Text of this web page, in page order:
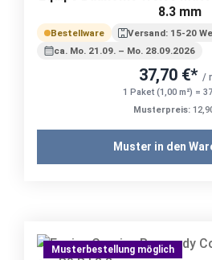
8.3 mm
Bestellware
Versand: 15-20
ca. Mo. 21.09. – Mo. 28.09.2026
37,70 €* /
1 Paket (1,00 m²) =
Musterpreis:
Muster in den
Musterbestellung möglich